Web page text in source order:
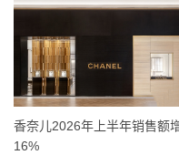
香奈儿2026年上半年销售额
16%